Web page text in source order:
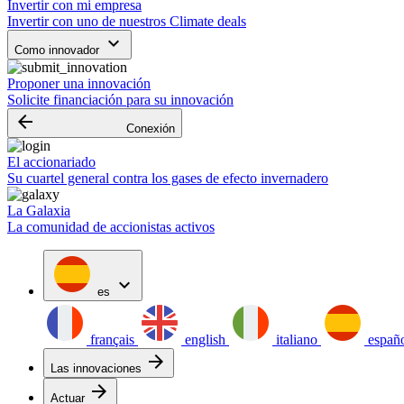
Invertir con mi empresa
Invertir con uno de nuestros Climate deals
Como innovador keyboard_arrow_down
Proponer una innovación
Solicite financiación para su innovación
arrow_backward Conexión
El accionariado
Su cuartel general contra los gases de efecto invernadero
La Galaxia
La comunidad de accionistas activos
es expand_more
français english italiano
Las innovaciones arrow_forward
Actuar arrow_forward